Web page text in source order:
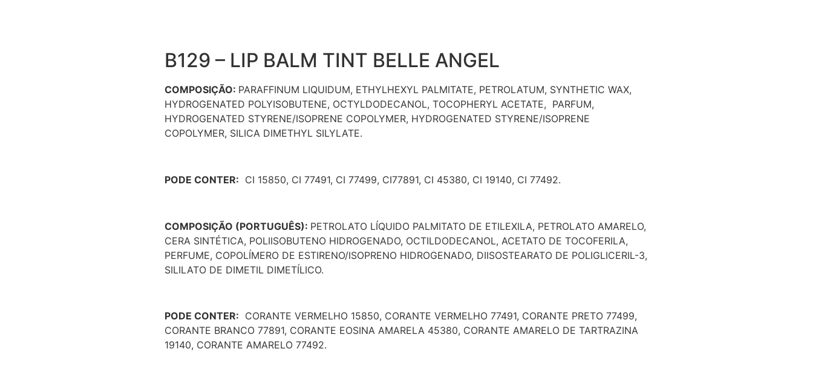
B129 – LIP BALM TINT BELLE ANGEL
COMPOSIÇÃO: PARAFFINUM LIQUIDUM, ETHYLHEXYL PALMITATE, PETROLATUM, SYNTHETIC WAX,
HYDROGENATED POLYISOBUTENE, OCTYLDODECANOL, TOCOPHERYL ACETATE, PARFUM,
HYDROGENATED STYRENE/ISOPRENE COPOLYMER, HYDROGENATED STYRENE/ISOPRENE
COPOLYMER, SILICA DIMETHYL SILYLATE.
PODE CONTER: CI 15850, CI 77491, CI 77499, CI77891, CI 45380, CI 19140, CI 77492.
COMPOSIÇÃO (PORTUGUÊS): PETROLATO LÍQUIDO PALMITATO DE ETILEXILA, PETROLATO AMARELO,
CERA SINTÉTICA, POLIISOBUTENO HIDROGENADO, OCTILDODECANOL, ACETATO DE TOCOFERILA,
PERFUME, COPOLÍMERO DE ESTIRENO/ISOPRENO HIDROGENADO, DIISOSTEARATO DE POLIGLICERIL-3,
SILILATO DE DIMETIL DIMETÍLICO.
PODE CONTER: CORANTE VERMELHO 15850, CORANTE VERMELHO 77491, CORANTE PRETO 77499,
CORANTE BRANCO 77891, CORANTE EOSINA AMARELA 45380, CORANTE AMARELO DE TARTRAZINA
19140, CORANTE AMARELO 77492.